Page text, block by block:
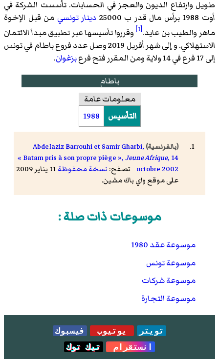
طويل وارتفاع الديون والعجز في الحسابات. تأسست الشركة في
أوت 1988 برأس مال قدر ب 25000
دينار تونسي من قبل الإخوة
ماهر والطيب بن عايد.[1]
وقرروا تأسيسها عبر تطبيق مبدأ الائتمان
الاستهلاكي. و إلى شهر أفريل 2019 وصل عدد فروع باطام في تونس
إلى 17 فرع في 14 ولاية ومن المقرر فتح فرع
بزغوان.
باطام
معلومات عامة
التأسيس
1988
(بالفرنسية) Abdelaziz Barrouhi et Samir Gharbi,
« Batam pris à son propre piège »,Jeune Afrique, 14
octobre 2002 - تصفح: نسخة محفوظة
11 يناير 2009
على موقع واي باك مشين.
موسوعات ذات صلة :
موسوعة عقد 1980
موسوعة تونس
موسوعة شركات
موسوعة التجارة
تويتر يوتيوب
فيسبوك
انستقرام
تيك توك